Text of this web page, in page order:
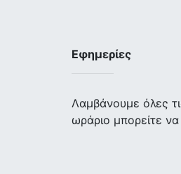
Εφημερίες
Λαμβάνουμε όλες
ωράριο μπορείτε